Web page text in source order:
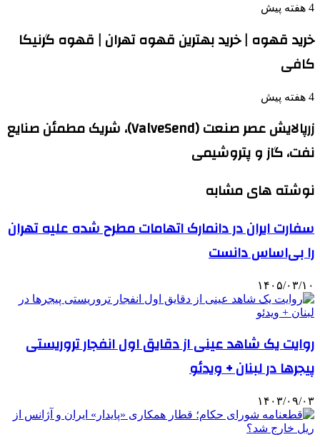
4 هفته پیش
خرید قهوه | خرید بهترین قهوه تهران | قهوه گرنیکا
کافی
4 هفته پیش
زرپالایش عصر صنعت (ValveSend)، شریک مطمئن صنایع
نفت، گاز و پتروشیمی
نوشته های مشابه
سفارت ایران در دانمارک اتهامات مطرح شده علیه تهران
را بی‌اساس دانست
۱۴۰۵/۰۳/۱۰
روایت یک شاهد عینی از دقایق اول انفجار تروریستی
پیجرها در لبنان + ویدئو
۱۴۰۳/۰۹/۰۳